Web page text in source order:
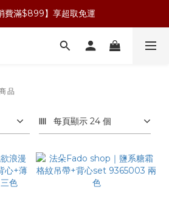
費滿$899】享超取免運
品
每頁顯示 24 個